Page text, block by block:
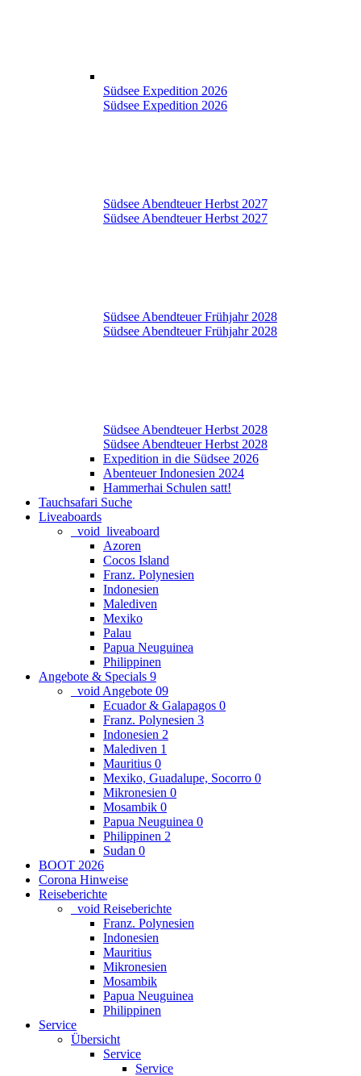
Südsee Expedition 2026
Südsee Expedition 2026
Südsee Abendteuer Herbst 2027
Südsee Abendteuer Herbst 2027
Südsee Abendteuer Frühjahr 2028
Südsee Abendteuer Frühjahr 2028
Südsee Abendteuer Herbst 2028
Südsee Abendteuer Herbst 2028
Expedition in die Südsee 2026
Abenteuer Indonesien 2024
Hammerhai Schulen satt!
Tauchsafari Suche
Liveaboards
_void_liveaboard
Azoren
Cocos Island
Franz. Polynesien
Indonesien
Malediven
Mexiko
Palau
Papua Neuguinea
Philippinen
Angebote & Specials 9
_void Angebote 09
Ecuador & Galapagos 0
Franz. Polynesien 3
Indonesien 2
Malediven 1
Mauritius 0
Mexiko, Guadalupe, Socorro 0
Mikronesien 0
Mosambik 0
Papua Neuguinea 0
Philippinen 2
Sudan 0
BOOT 2026
Corona Hinweise
Reiseberichte
_void Reiseberichte
Franz. Polynesien
Indonesien
Mauritius
Mikronesien
Mosambik
Papua Neuguinea
Philippinen
Service
Übersicht
Service
Service